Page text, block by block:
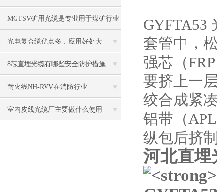
MGTSV矿用光缆是专业用于煤矿行业
的通讯光缆
光电复合缆优点多，应用好处大
8芯直埋光缆有哪些安全防护措施
耐火线NH-RVV在消防行业
室内皮线光缆厂主要做什么使用
GYFTA53
套管中，
强芯（
要挤上一
绞合成紧
铝带（
纵包后挤
河北直埋